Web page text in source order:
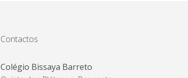
Contactos
Colégio Bissaya Barreto